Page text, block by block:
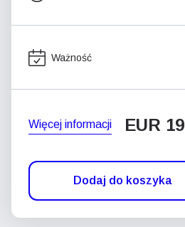
Ważność
Więcej informacji EUR 19
Dodaj do koszyka